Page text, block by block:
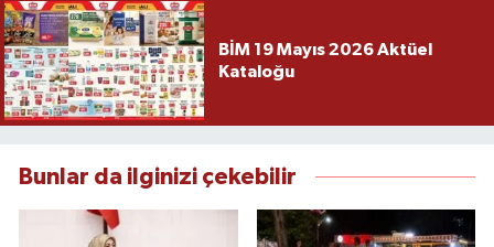
BİM 19 Mayıs 2026 Aktüel
Kataloğu
Bunlar da ilginizi çekebilir